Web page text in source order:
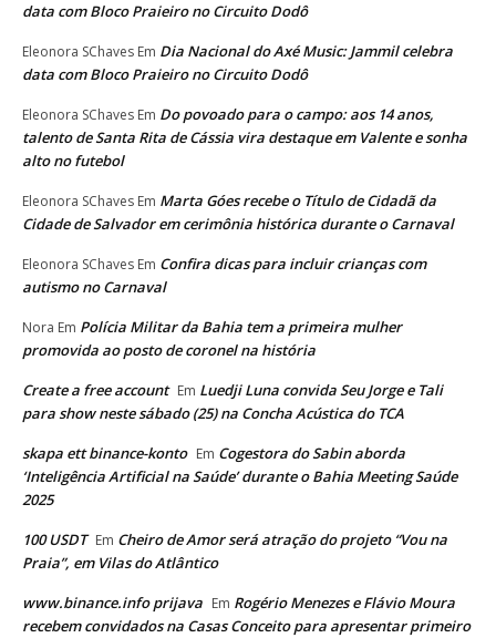
data com Bloco Praieiro no Circuito Dodô
Eleonora SChaves Em Dia Nacional do Axé Music: Jammil celebra
data com Bloco Praieiro no Circuito Dodô
Eleonora SChaves Em Do povoado para o campo: aos 14 anos,
talento de Santa Rita de Cássia vira destaque em Valente e sonha
alto no futebol
Eleonora SChaves Em Marta Góes recebe o Título de Cidadã da
Cidade de Salvador em cerimônia histórica durante o Carnaval
Eleonora SChaves Em Confira dicas para incluir crianças com
autismo no Carnaval
Nora Em Polícia Militar da Bahia tem a primeira mulher
promovida ao posto de coronel na história
Create a free account Em Luedji Luna convida Seu Jorge e Tali
para show neste sábado (25) na Concha Acústica do TCA
skapa ett binance-konto Em Cogestora do Sabin aborda
‘Inteligência Artificial na Saúde’ durante o Bahia Meeting Saúde
2025
100 USDT Em Cheiro de Amor será atração do projeto “Vou na
Praia”, em Vilas do Atlântico
www.binance.info prijava Em Rogério Menezes e Flávio Moura
recebem convidados na Casas Conceito para apresentar primeiro